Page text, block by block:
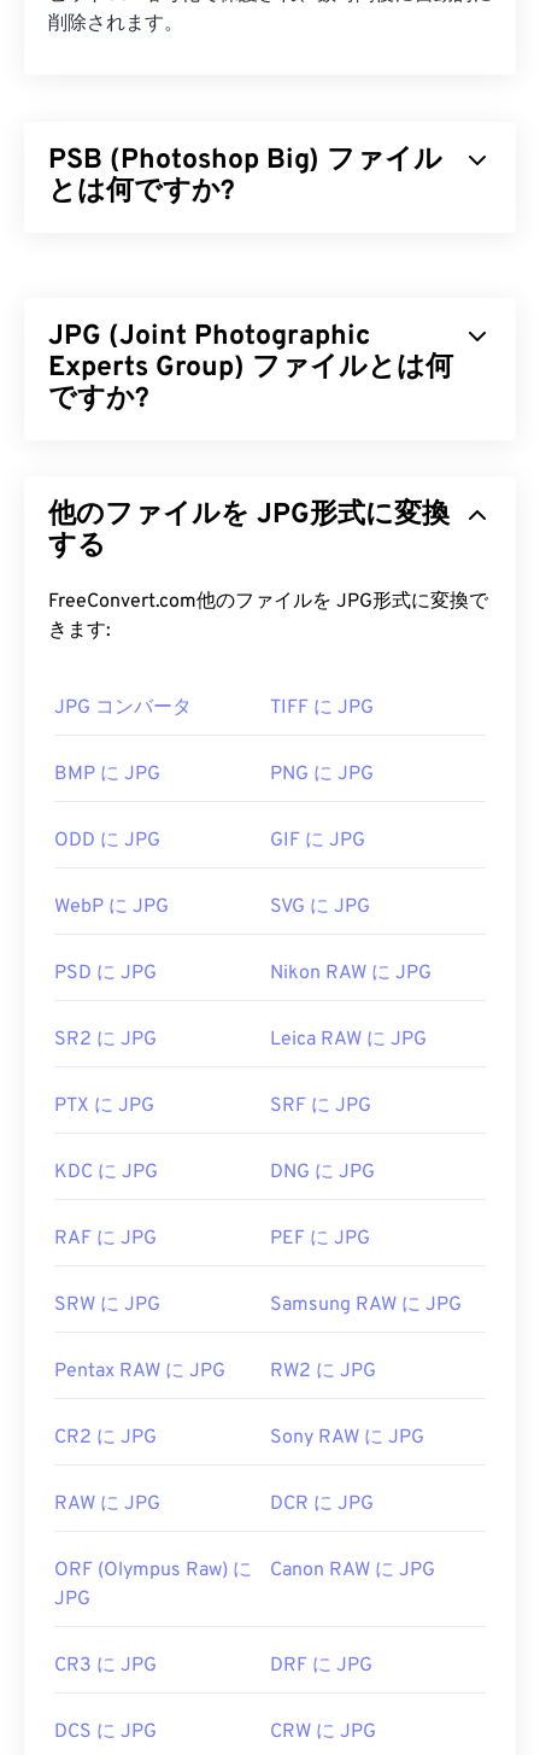
削除されます。
PSB (Photoshop Big) ファイル
とは何ですか?
るPhotoshopファイルはPSBとして保存できます。
さらに、PSBは最大300,000ピクセルまで保存でき
ますが、PSDファイルは最大30,000ピクセルに制
ります。
PSB ファイルを開くにはどうすれ
ばいいですか?
EPS、PNGなどの他のファイル形式に変換するのに
のPSB to JPG PSB to PDFなどのコンバータを使
開発元:Adob​​e Inc.
役立つリンク:
https://www.adobe.com/devnet-
JPG (Joint Photographic
Experts Group) ファイルとは何
ですか?
た汎用ファイル形式です。JPGの優れた圧縮率こそ
が、広く使用されている理由です。また、JPGファ
での転送やウェブサイトでの使用に最適です。当社
の JPEG圧縮
さらに高い圧縮率が必要な場合は、JPG を、より
ばいいですか?
ほぼすべての画像ビューアプログラムやアプリケー
常はデフォルトの画像ビューア、画像エディタ、ま
プリケーションを選択するには、右クリックして
JPGファイルは、
Chromeなどの一般的なウェブブ
ーション、Apple PreviewなどのMac OSアプリケ
を変更するには、
画像リサイズツールをご利用くだ
開発者: Joint Photographic Experts Group
関連するJPGツール:
他のファイルを JPG形式に変換
する
FreeConvert.com他のファイルを JPG形式に変換で
きます:
JPG コンバータ TIFF に JPG
BMP に JPG PNG に JPG
ODD に JPG GIF に JPG
WebP に JPG SVG に JPG
PSD に JPG Nikon RAW に JPG
SR2 に JPG Leica RAW に JPG
PTX に JPG SRF に JPG
KDC に JPG DNG に JPG
RAF に JPG PEF に JPG
SRW に JPG Samsung RAW に JPG
Pentax RAW に JPG RW2 に JPG
CR2 に JPG Sony RAW に JPG
RAW に JPG DCR に JPG
ORF (Olympus Raw) に
JPG
Canon RAW に JPG
CR3 に JPG DRF に JPG
DCS に JPG CRW に JPG